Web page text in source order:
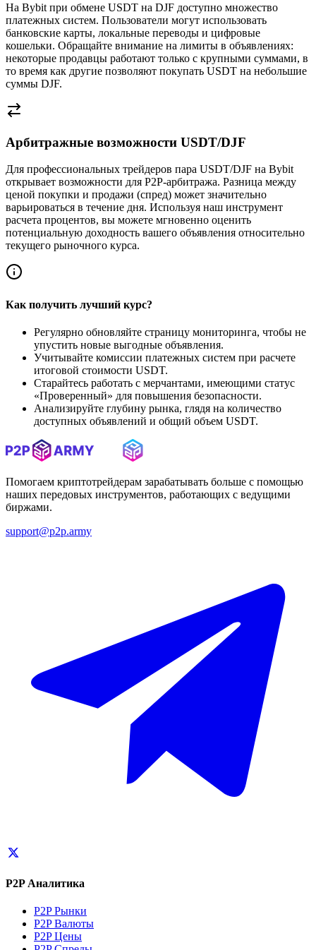
На Bybit при обмене USDT на DJF доступно множество
платежных систем. Пользователи могут использовать
банковские карты, локальные переводы и цифровые
кошельки. Обращайте внимание на лимиты в объявлениях:
некоторые продавцы работают только с крупными суммами, в
то время как другие позволяют покупать USDT на небольшие
суммы DJF.
Арбитражные возможности USDT/DJF
Для профессиональных трейдеров пара USDT/DJF на Bybit
открывает возможности для P2P-арбитража. Разница между
ценой покупки и продажи (спред) может значительно
варьироваться в течение дня. Используя наш инструмент
расчета процентов, вы можете мгновенно оценить
потенциальную доходность вашего объявления относительно
текущего рыночного курса.
Как получить лучший курс?
Регулярно обновляйте страницу мониторинга, чтобы не
упустить новые выгодные объявления.
Учитывайте комиссии платежных систем при расчете
итоговой стоимости USDT.
Старайтесь работать с мерчантами, имеющими статус
«Проверенный» для повышения безопасности.
Анализируйте глубину рынка, глядя на количество
доступных объявлений и общий объем USDT.
Помогаем криптотрейдерам зарабатывать больше с помощью
наших передовых инструментов, работающих с ведущими
биржами.
support@p2p.army
P2P Аналитика
P2P Рынки
P2P Валюты
P2P Цены